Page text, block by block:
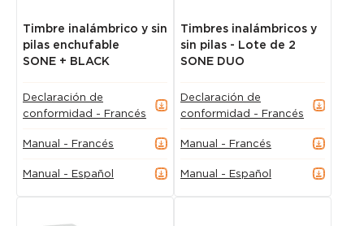
Timbre inalámbrico y sin
pilas enchufable
SONE + BLACK
Declaración de
conformidad - Francés
Manual - Francés
Manual - Español
Timbres inalámbricos y
sin pilas - Lote de 2
SONE DUO
Declaración de
conformidad - Francés
Manual - Francés
Manual - Español